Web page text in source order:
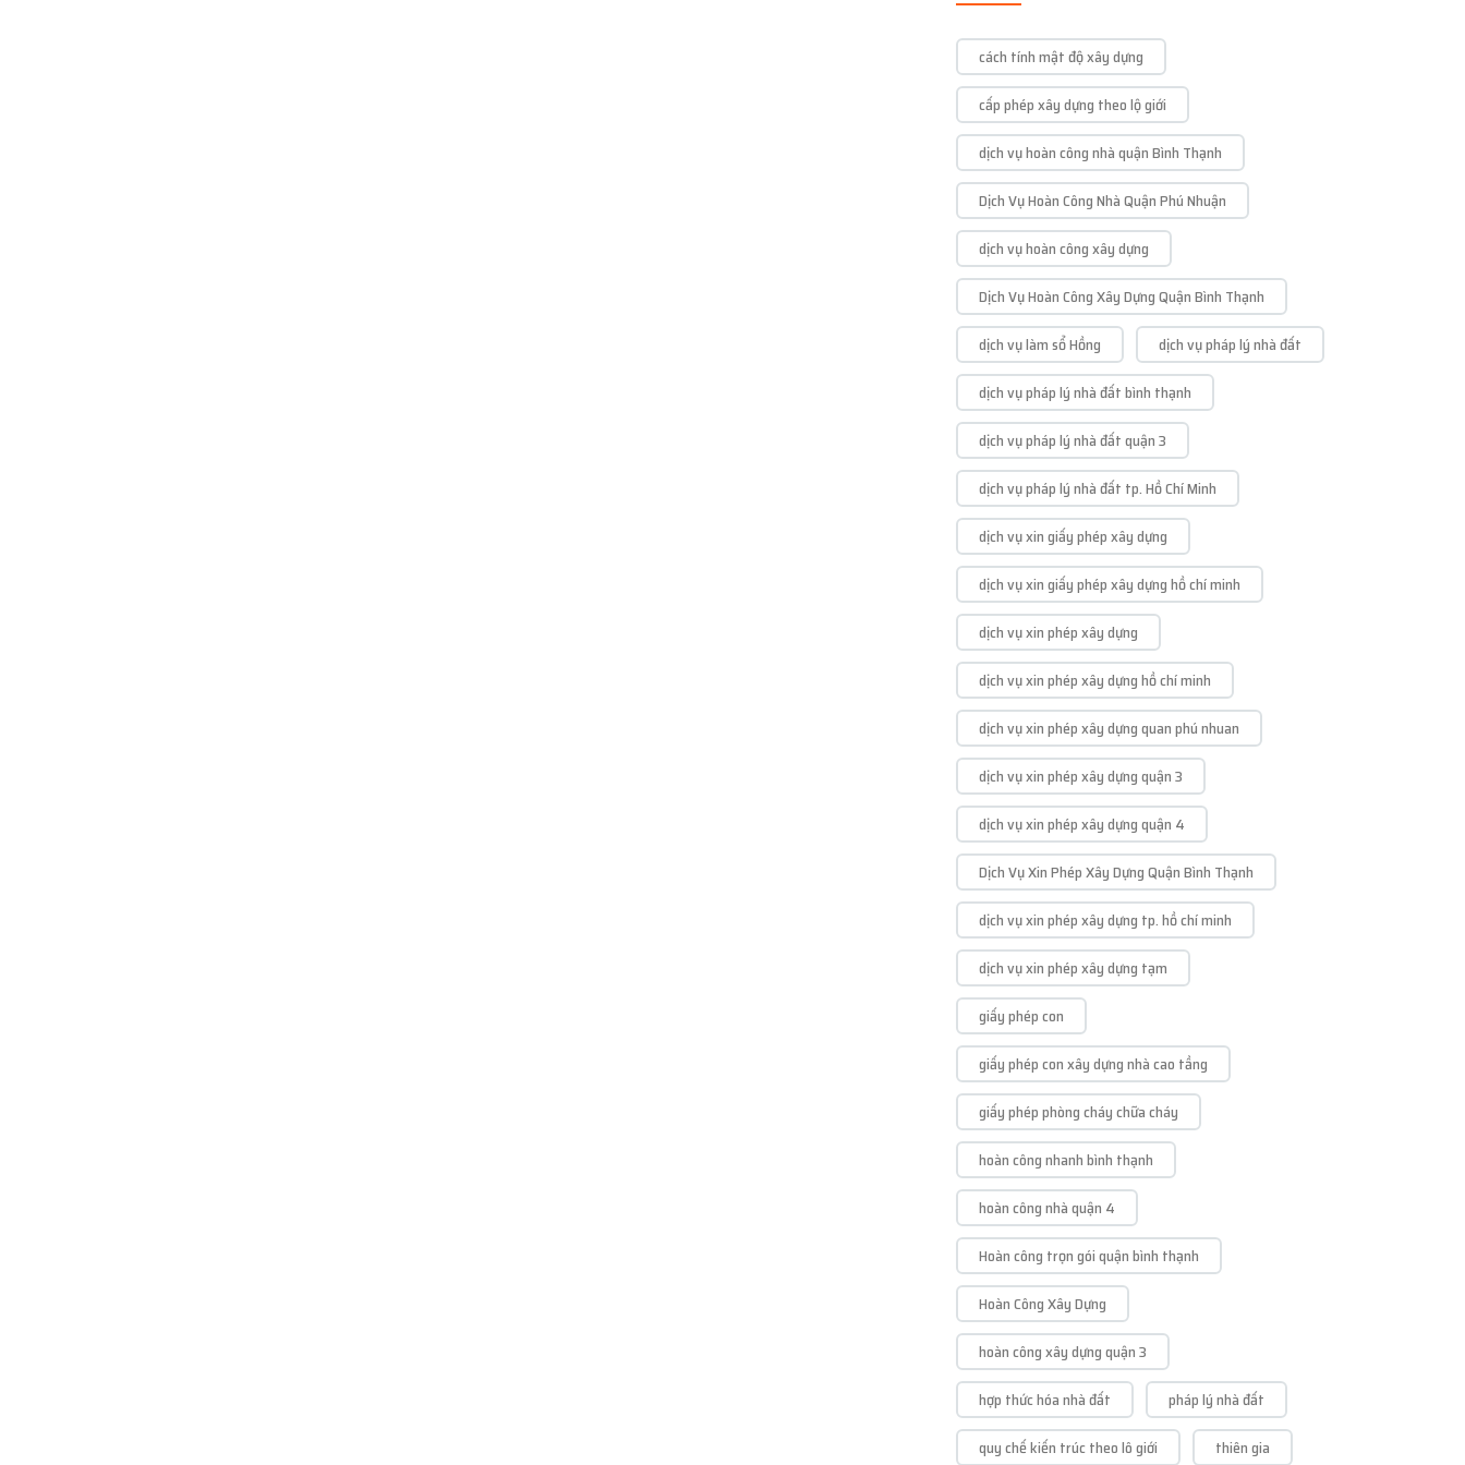
cách tính mật độ xây dựng
cấp phép xây dựng theo lộ giới
dịch vụ hoàn công nhà quận Bình Thạnh
Dịch Vụ Hoàn Công Nhà Quận Phú Nhuận
dịch vụ hoàn công xây dựng
Dịch Vụ Hoàn Công Xây Dựng Quận Bình Thạnh
dịch vụ làm sổ Hồng
dịch vụ pháp lý nhà đất
dịch vụ pháp lý nhà đất bình thạnh
dịch vụ pháp lý nhà đất quận 3
dịch vụ pháp lý nhà đất tp. Hồ Chí Minh
dịch vụ xin giấy phép xây dựng
dịch vụ xin giấy phép xây dựng hồ chí minh
dịch vụ xin phép xây dựng
dịch vụ xin phép xây dựng hồ chí minh
dịch vụ xin phép xây dựng quan phú nhuan
dịch vụ xin phép xây dựng quận 3
dịch vụ xin phép xây dựng quận 4
Dịch Vụ Xin Phép Xây Dựng Quận Bình Thạnh
dịch vụ xin phép xây dựng tp. hồ chí minh
dịch vụ xin phép xây dựng tạm
giấy phép con
giấy phép con xây dựng nhà cao tầng
giấy phép phòng cháy chữa cháy
hoàn công nhanh bình thạnh
hoàn công nhà quận 4
Hoàn công trọn gói quận bình thạnh
Hoàn Công Xây Dựng
hoàn công xây dựng quận 3
hợp thức hóa nhà đất
pháp lý nhà đất
quy chế kiến trúc theo lô giới
thiên gia